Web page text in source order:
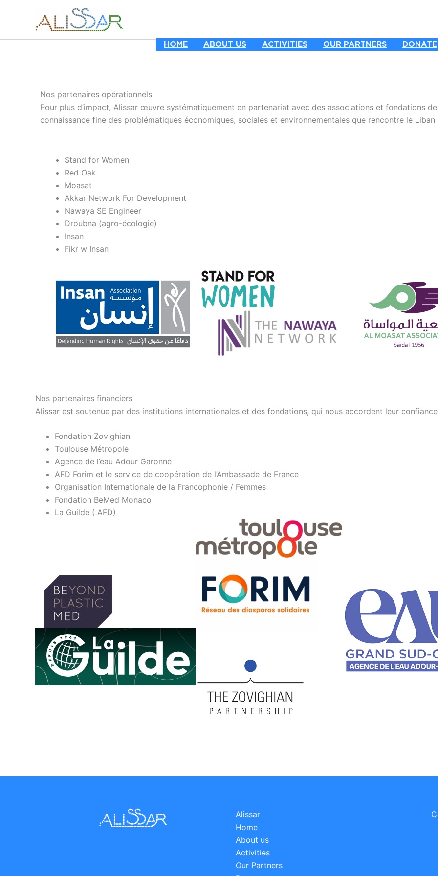
HOME ABOUT US ACTIVITIES OUR PARTNERS DONATE
Nos partenaires opérationnels
Pour plus d’impact, Alissar œuvre systématiquement en partenariat avec des associations et fondations
connaissance fine des problématiques économiques, sociales et environnementales que rencontre le Liban
Stand for Women
Red Oak
Moasat
Akkar Network For Development
Nawaya SE Engineer
Droubna (agro-écologie)
Insan
Fikr w Insan
Nos partenaires financiers
Alissar est soutenue par des institutions internationales et des fondations, qui nous accordent leur
Fondation Zovighian
Toulouse Métropole
Agence de l’eau Adour Garonne
AFD Forim et le service de coopération de l’Ambassade de France
Organisation Internationale de la Francophonie / Femmes
Fondation BeMed Monaco
La Guilde ( AFD)
Alissar
Home
About us
Activities
Our Partners